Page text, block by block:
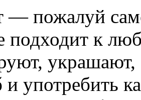
— пожалуй
подходит к
украшают,
и употребить